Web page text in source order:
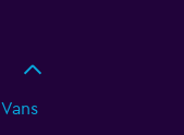
Vans